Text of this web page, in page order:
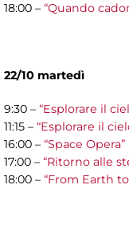
18:00 – “Quando
22/10 martedì
9:30 – “Esplorare il
11:15 – “Esplorare il
16:00 – “Space Opera”
17:00 – “Ritorno alle
18:00 – “From Earth